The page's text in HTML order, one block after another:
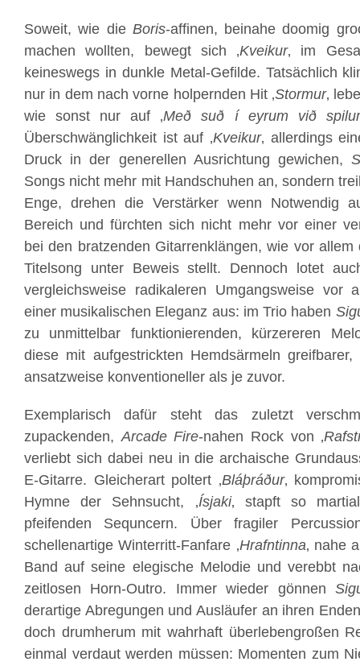
Soweit, wie die Boris-affinen, beinahe doomig
machen wollten, bewegt sich ‚Kveikur‚ im
keineswegs in dunkle Metal-Gefilde. Tatsächlich
nur in dem nach vorne holpernden Hit ‚Stormur‚
wie sonst nur auf ‚Með suð í eyrum við
Überschwänglichkeit ist auf ‚Kveikur‚ allerdings
Druck in der generellen Ausrichtung gewichen,
Songs nicht mehr mit Handschuhen an, sondern
Enge, drehen die Verstärker wenn Notwendig
Bereich und fürchten sich nicht mehr vor einer
bei den bratzenden Gitarrenklängen, wie vor
Titelsong unter Beweis stellt. Dennoch lotet
vergleichsweise radikaleren Umgangsweise vor
einer musikalischen Eleganz aus: im Trio haben
zu unmittelbar funktionierenden, kürzereren
diese mit aufgestrickten Hemdsärmeln
ansatzweise konventioneller als je zuvor.
Exemplarisch dafür steht das zuletzt
zupackenden,Arcade Fire-nahen Rock von ‚
verliebt sich dabei neu in die archaische
E-Gitarre. Gleicherart poltert ‚Bláþráður‚
Hymne der Sehnsucht, ‚Ísjaki‚ stapft so
pfeifenden Sequncern. Über fragiler
schellenartige Winterritt-Fanfare ‚Hrafntinna‚ nahe
Band auf seine elegische Melodie und verebbt
zeitlosen Horn-Outro. Immer wieder gönnen
derartige Abregungen und Ausläufer an ihren
doch drumherum mit wahrhaft überlebengroßen
einmal verdaut werden müssen: Momenten zum